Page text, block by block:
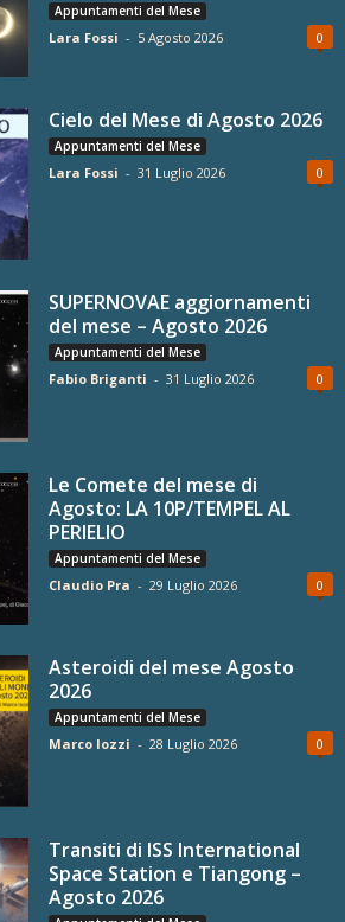
Appuntamenti del Mese
Lara Fossi - 5 Agosto 2026 0
Cielo del Mese di Agosto 2026
Appuntamenti del Mese
Lara Fossi - 31 Luglio 2026 0
SUPERNOVAE aggiornamenti
del mese – Agosto 2026
Appuntamenti del Mese
Fabio Briganti - 31 Luglio 2026 0
Le Comete del mese di
Agosto: LA 10P/TEMPEL AL
PERIELIO
Appuntamenti del Mese
Claudio Pra - 29 Luglio 2026 0
Asteroidi del mese Agosto
2026
Appuntamenti del Mese
Marco Iozzi - 28 Luglio 2026 0
Transiti di ISS International
Space Station e Tiangong –
Agosto 2026